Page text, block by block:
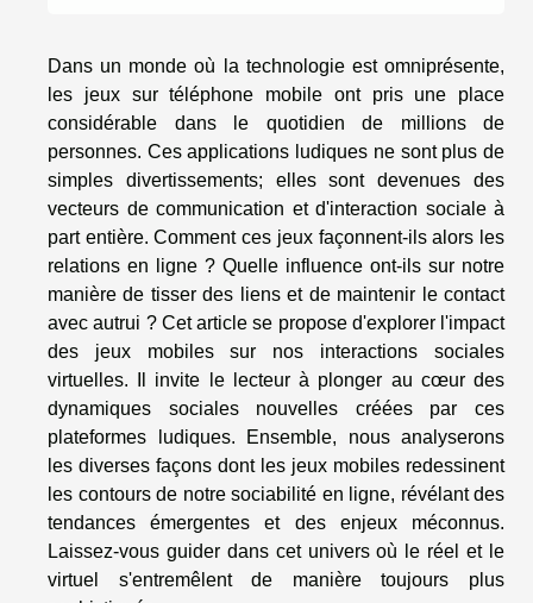
Dans un monde où la technologie est omniprésente,
les jeux sur téléphone mobile ont pris une place
considérable dans le quotidien de millions de
personnes. Ces applications ludiques ne sont plus de
simples divertissements; elles sont devenues des
vecteurs de communication et d'interaction sociale à
part entière. Comment ces jeux façonnent-ils alors les
relations en ligne ? Quelle influence ont-ils sur notre
manière de tisser des liens et de maintenir le contact
avec autrui ? Cet article se propose d'explorer l'impact
des jeux mobiles sur nos interactions sociales
virtuelles. Il invite le lecteur à plonger au cœur des
dynamiques sociales nouvelles créées par ces
plateformes ludiques. Ensemble, nous analyserons
les diverses façons dont les jeux mobiles redessinent
les contours de notre sociabilité en ligne, révélant des
tendances émergentes et des enjeux méconnus.
Laissez-vous guider dans cet univers où le réel et le
virtuel s'entremêlent de manière toujours plus